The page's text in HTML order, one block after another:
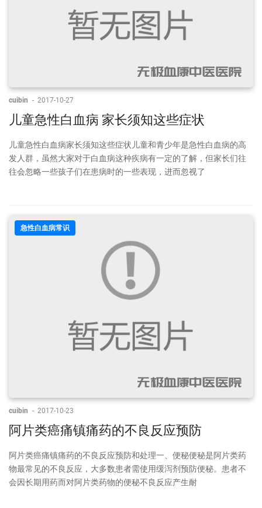
cuibin - 2017-10-27
儿童急性白血病 家长须知这些症状
儿童急性白血病家长须知这些症状儿童和青少年是急性白血病的高
发人群，虽然大家对于白血病这种疾病有一定的了解，但家长们往
往会忽略一些孩子们在患病时的一些表现，进而忽视了
急性白血病常识
cuibin - 2017-10-23
阿片类癌痛镇痛药的不良反应预防
阿片类癌痛镇痛药的不良反应预防和处理一、便秘便秘是阿片类药
物最常见的不良反应，大多数患者需使用缓泻剂预防便秘。患者不
会因长期用药而对阿片类药物的便秘不良反应产生耐